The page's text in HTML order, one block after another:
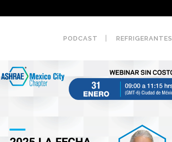
PODCAST REFRIGERANTES